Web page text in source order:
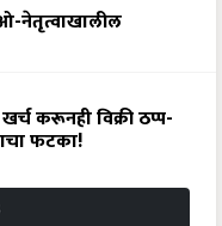
नेतृत्वाखालील
करूनही विक्री ठप्प-
फटका!